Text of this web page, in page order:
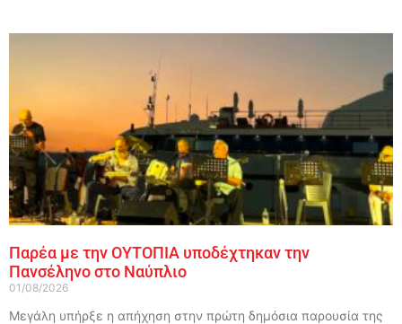
Παρέα με την ΟΥΤΟΠΙΑ υποδέχτηκαν την
Πανσέληνο στο Ναύπλιο
01/08/2026
Μεγάλη υπήρξε η απήχηση στην πρώτη δημόσια παρουσία της